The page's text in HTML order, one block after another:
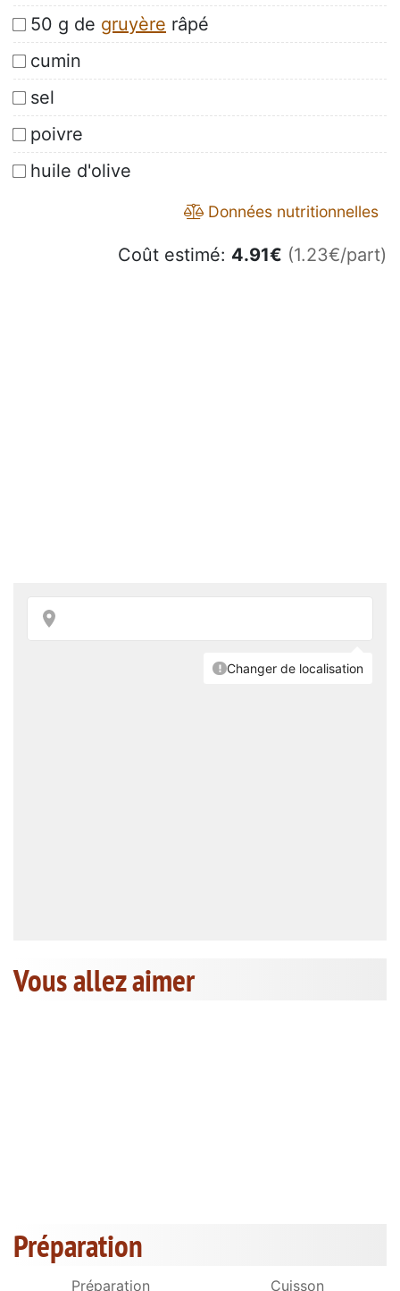
50 g de gruyère râpé
cumin
sel
poivre
huile d'olive
Données nutritionnelles
Coût estimé: 4.91€ (1.23€/part)
Vous allez aimer
Préparation
Préparation Cuisson